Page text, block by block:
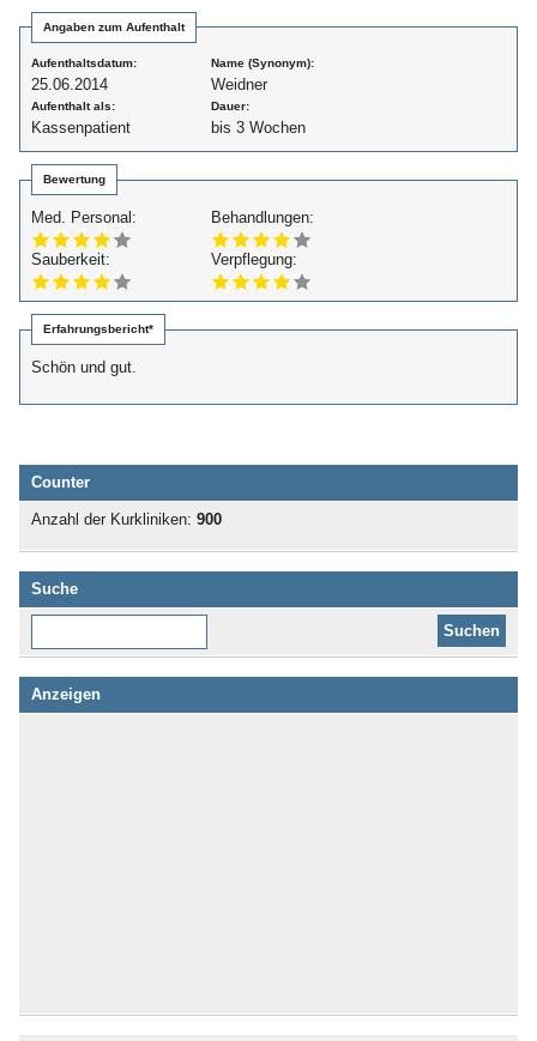
Angaben zum Aufenthalt
Aufenthaltsdatum:
25.06.2014
Name (Synonym):
Weidner
Aufenthalt als:
Kassenpatient
Dauer:
bis 3 Wochen
Bewertung
Med. Personal: Behandlungen:
Sauberkeit: Verpflegung:
Erfahrungsbericht*
Schön und gut.
Counter
Anzahl der Kurkliniken: 900
Suche
Anzeigen